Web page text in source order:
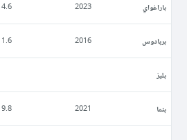
باراغواي 2023
4.6
بربادوس 2016
1.6
بليز
بنما 2021